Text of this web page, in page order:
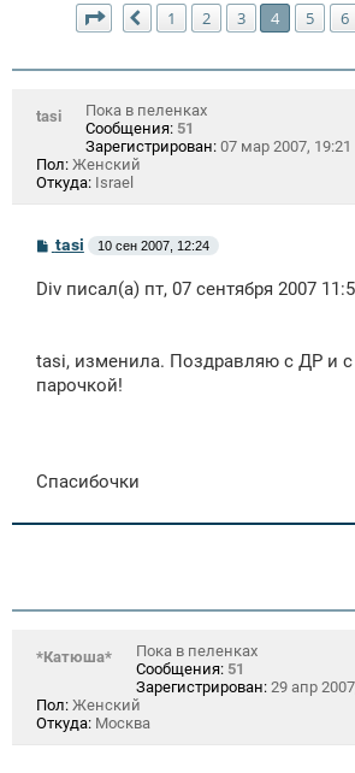
Страница из
Пред.
1 2 3 4 5 6
tasi
Пока в пеленках
Сообщения: 51
Зарегистрирован: 07 мар 2007, 19:21
Пол: Женский
Откуда: Israel
С
б
и
tasi 10 сен 2007, 12:24
Div писал(а) пт, 07 сентября 2007
tasi, изменила. Поздравляю с ДР и с
парочкой!
Спасибочки
*Катюша*
Пока в пеленках
Сообщения: 51
Зарегистрирован: 29 апр
Пол: Женский
Откуда: Москва